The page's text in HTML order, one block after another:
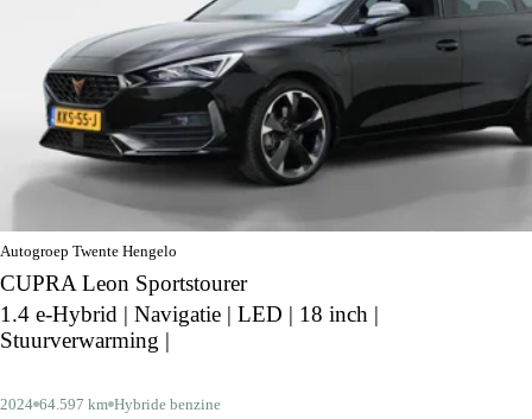
Autogroep Twente Hengelo
CUPRA Leon Sportstourer
1.4 e-Hybrid | Navigatie | LED | 18 inch |
Stuurverwarming |
2024 64.597 km Hybride benzine